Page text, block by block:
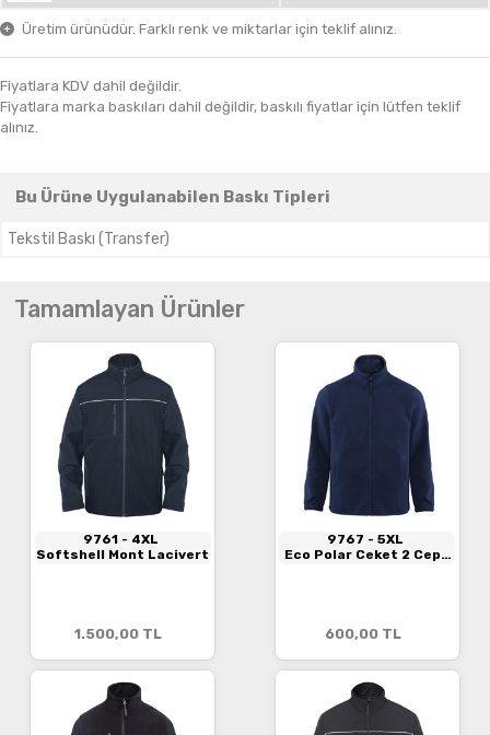
Üretim ürünüdür. Farklı renk ve miktarlar için teklif alınız.
Fiyatlara KDV dahil değildir.
Fiyatlara marka baskıları dahil değildir, baskılı fiyatlar için lütfen teklif
alınız.
Bu Ürüne Uygulanabilen Baskı Tipleri
Tekstil Baskı (Transfer)
Tamamlayan Ürünler
9761 - 4XL
Softshell Mont Lacivert
1.500,00 TL
9767 - 5XL
Eco Polar Ceket 2 Cepli
600,00 TL